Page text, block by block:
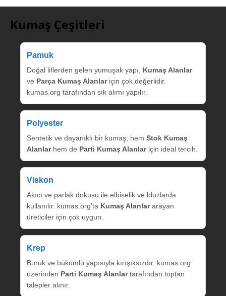
Kumaş Çeşitleri
Pamuk
Doğal liflerden gelen yumuşak yapı, Kumaş Alanlar
ve Parça Kumaş Alanlariçin çok değerlidir.
kumas.org tarafından sık alımı yapılır.
Polyester
Sentetik ve dayanıklı bir kumaş; hem Stok Kumaş
Alanlarhem de Parti Kumaş Alanlariçin ideal tercih.
Viskon
Akıcı ve parlak dokusu ile elbiselik ve bluzlarda
kullanılır. kumas.org’ta Kumaş Alanlararayan
üreticiler için çok uygun.
Krep
Buruk ve bükümlü yapısıyla kırışıksızdır. kumas.org
üzerinden Parti Kumaş Alanlartarafından toptan
talepler alınır.